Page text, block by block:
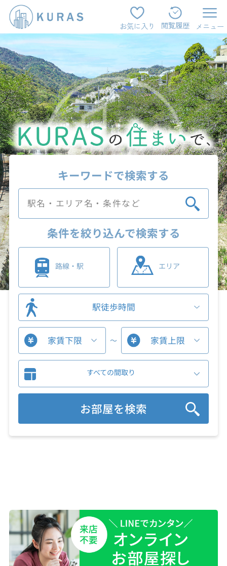
お気に入り 閲覧履歴 メニュー
キーワードで検索する
条件を絞り込んで検索する
路線・駅 エリア
駅徒歩時間
家賃下限 ～ 家賃上限
すべての間取り
お部屋を検索